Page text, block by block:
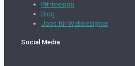
Printdesign
Blog
Jobs für Webdesigner
Social Media